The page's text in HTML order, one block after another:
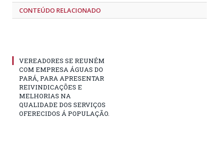
CONTEÚDO RELACIONADO
VEREADORES SE REUNÉM
COM EMPRESA ÁGUAS DO
PARÁ, PARA APRESENTAR
REIVINDICAÇÕES E
MELHORIAS NA
QUALIDADE DOS SERVIÇOS
OFERECIDOS Á POPULAÇÃO.